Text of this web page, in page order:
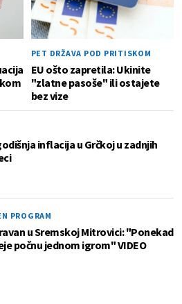
PET DRŽAVA POD PRITISKOM
EU ošto zapretila: Ukinite
"zlatne pasoše" ili ostajete
bez vize
inflacija u Grčkoj u zadnjih
PROGRAM
u Sremskoj Mitrovici: "Ponekad
počnu jednom igrom" VIDEO